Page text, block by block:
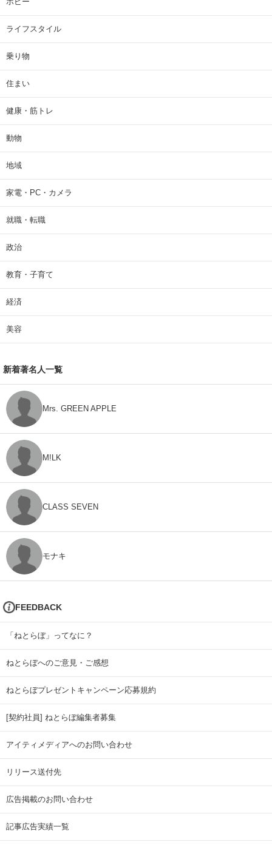
ライフスタイル
乗り物
住まい
健康・筋トレ
動物
地域
家電・PC・カメラ
就職・転職
政治
教育・子育て
経済
美容
新着著名人一覧
Mrs. GREEN APPLE
M!LK
CLASS SEVEN
モナキ
FEEDBACK
「ねとらぼ」ってなに？
ねとらぼへのご意見・ご感想
ねとらぼプレゼントキャンペーン応募規約
[契約社員] ねとらぼ編集者募集
アイティメディアへのお問い合わせ
リリース送付先
広告掲載のお問い合わせ
記事広告実績一覧